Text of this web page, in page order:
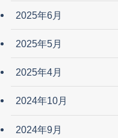
2025年6月
2025年5月
2025年4月
2024年10月
2024年9月